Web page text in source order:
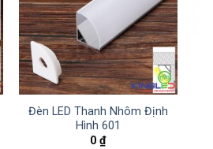
Đèn LED Thanh Nhôm Định
Hình 601
0₫